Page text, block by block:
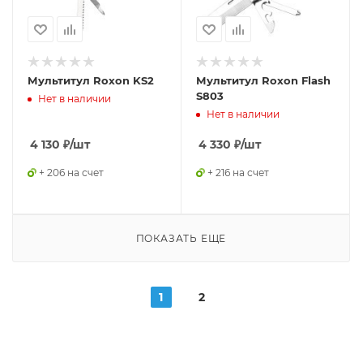
Мультитул Roxon KS2
Нет в наличии
4 130 ₽/шт
+ 206 на счет
Мультитул Roxon Flash
S803
Нет в наличии
4 330 ₽/шт
+ 216 на счет
ПОКАЗАТЬ ЕЩЕ
1 2